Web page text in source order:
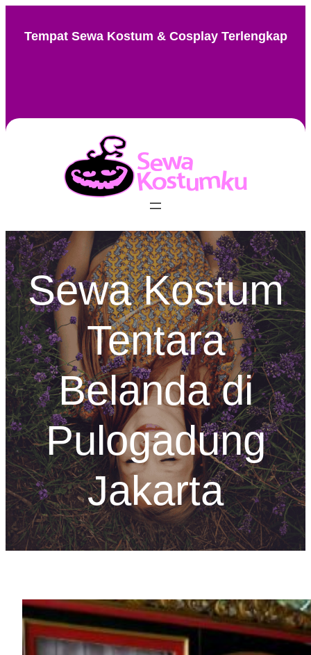
Tempat Sewa Kostum & Cosplay Terlengkap
Sewa Kostum
Tentara
Belanda di
Pulogadung
Jakarta